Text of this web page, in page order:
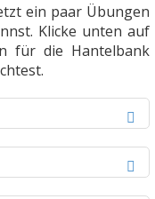
ein paar Übungen
Klicke unten auf
für die Hantelbank